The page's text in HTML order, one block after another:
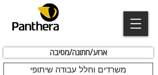
ארוע/חתונה/מסיבה
משרדים וחלל עבודה שיתופי